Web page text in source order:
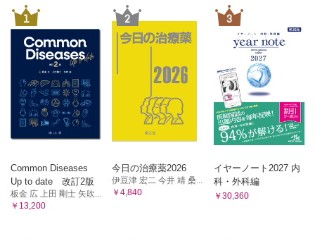
(10)知っておきたい 市販の消炎鎮痛剤・坐薬のリスク
(11)抗コリン作用を示す薬剤
Q&A
(1)誤嚥してムセているとき，背中を叩くタッピングをしてよいです
か?
(2)何℃以上であれば「発熱あり」といえますか?
(3)いきなり高熱が出ました．何が原因と考えられますか?
(4)発熱の原因が特定できない場合もありますか?
(5)発熱がみられたら，まずクーリングで対応すればよいですか?
(6)微熱が続いているときは，どのように対応すればよいですか?
(7)いったん高熱が出たものの，しばらくして自然に平熱に戻れば対
(9)低ナトリウム血症ではどのような症状がみられますか?
(10)腎機能が低下すると，血清ナトリウム値は上がりますか? それ
とも下がりますか?
(11)高齢者に低ナトリウム血症が起きやすいのは，腎機能や心機能が
事例(17) 数日前から脈拍数が多い状態が続いているQさん
事例(18) 4日前から脈拍数が多く，活気がなくなってきたR
「脈拍数が多い」とき（頻脈）に求められる対応
「脈拍数が多い」とき（頻脈）の考え方とチェックポイント
9．呼吸数が増えている
「呼吸数が増えている」ときに求められる対応と考え方
10．呼吸していない? 心停止?
事例(19) 介護スタッフが訪室したところ，呼吸が止まって
いたSさん
「呼吸していない?」「心停止?」のときに求められる対応
第4章 終末期対応の実際
看取りの場の移り変わり
1
Common Diseases
Up to date 改訂2版
板金 広 上田 剛士 矢吹...
￥13,200
2
今日の治療薬2026
伊豆津 宏二 今井 靖 桑...
￥4,840
3
イヤーノート2027 内
科・外科編
￥30,360